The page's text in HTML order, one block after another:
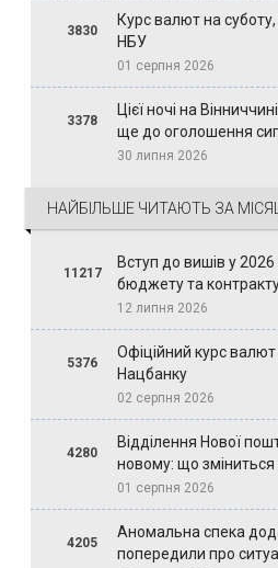
3830
Курс валют на суботу,
НБУ
01 серпня 2026
3378
Цієї ночі на
ще до оголошення
30 липня 2026
НАЙБІЛЬШЕ ЧИТАЮТЬ ЗА
11217
Вступ до вишів у 2026
бюджету та
12 липня 2026
5376
Офіційний курс
Нацбанку
02 серпня 2026
4280
Відділення Нової
новому: що зміниться
01 серпня 2026
4205
Аномальна спека
попередили про